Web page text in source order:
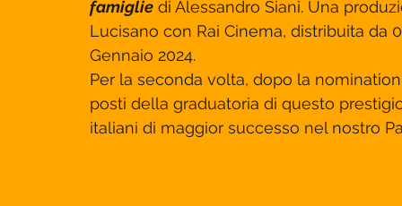
famiglie di Alessandro Siani. Una
Lucisano con Rai Cinema, distribuita da
Gennaio 2024.
Per la seconda volta, dopo la
posti della graduatoria di questo
italiani di maggior successo nel nostro